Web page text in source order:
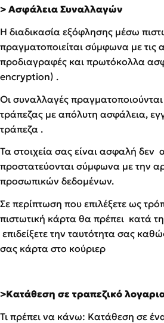
> Ασφάλεια Συναλλαγών
Η διαδικασία εξόφλησης μέσω
πραγματοποιείται σύμφωνα με τις
προδιαγραφές και πρωτόκολλα
encryption) .
Οι συναλλαγές
τράπεζας με απόλυτη ασφάλεια,
τράπεζα .
Τα στοιχεία σας είναι ασφαλή δεν
προστατεύονται σύμφωνα με την
προσωπικών δεδομένων.
Σε περίπτωση που επιλέξετε ως
πιστωτική κάρτα θα πρέπει κατά
επιδείξετε την ταυτότητα σας
σας κάρτα στο κούριερ
>Κατάθεση σε τραπεζικό
Τι πρέπει να κάνω: Κατάθεση σε